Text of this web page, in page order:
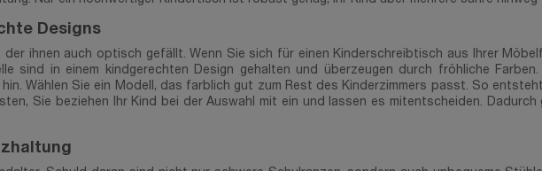
Designs
ihnen auch optisch gefällt. Wenn Sie sich für einen Kinderschreibtisch aus Ihrer
sind in einem kindgerechten Design gehalten und überzeugen durch fröhliche
Wählen Sie ein Modell, das farblich gut zum Rest des Kinderzimmers passt. So
Sie beziehen Ihr Kind bei der Auswahl mit ein und lassen es mitentscheiden. Dadurch